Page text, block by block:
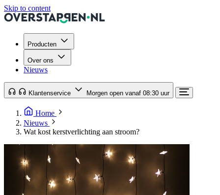
Skip to content
Producten
Over ons
Nieuws
Klantenservice Morgen open vanaf 08:30 uur
Home
Nieuws
Wat kost kerstverlichting aan stroom?